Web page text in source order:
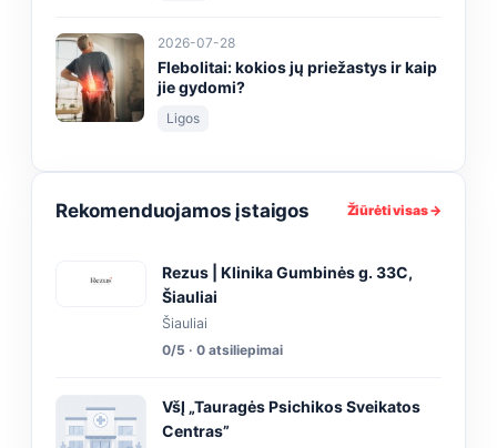
2026-07-28
Flebolitai: kokios jų priežastys ir kaip
jie gydomi?
Ligos
Rekomenduojamos įstaigos Žiūrėti visas →
Rezus | Klinika Gumbinės g. 33C,
Šiauliai
Šiauliai
0/5 · 0 atsiliepimai
VšĮ „Tauragės Psichikos Sveikatos
Centras”